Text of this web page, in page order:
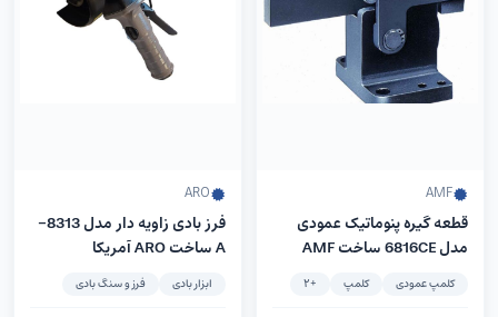
AMF
قطعه گیره پنوماتیک عمودی
مدل 6816CE ساخت AMF
کلمپ عمودی کلمپ +2
ARO
فرز بادی زاویه دار مدل 8313-
A ساخت ARO آمریکا
ابزار بادی فرز و سنگ بادی